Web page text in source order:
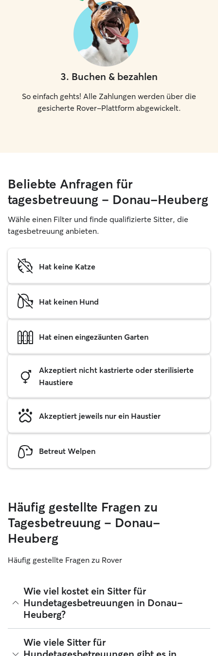
3. Buchen & bezahlen
So einfach gehts! Alle Zahlungen werden über die
gesicherte Rover-Plattform abgewickelt.
Beliebte Anfragen für
tagesbetreuung – Donau-Heuberg
Wähle einen Filter und finde qualifizierte Sitter, die
tagesbetreuung anbieten.
Hat keine Katze
Hat keinen Hund
Hat einen eingezäunten Garten
Akzeptiert nicht kastrierte oder sterilisierte
Haustiere
Akzeptiert jeweils nur ein Haustier
Betreut Welpen
Häufig gestellte Fragen zu
Tagesbetreuung – Donau-
Heuberg
Häufig gestellte Fragen zu Rover
Wie viel kostet ein Sitter für
Hundetagesbetreuungen in Donau-
Heuberg?
Sitter können ihre Preise bei Rover frei festlegen. Die
durchschnittlichen Kosten für einen Hundesitter für
Wie viele Sitter für